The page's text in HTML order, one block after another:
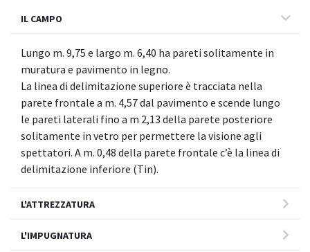
IL CAMPO
Lungo m. 9,75 e largo m. 6,40 ha pareti solitamente in
muratura e pavimento in legno.
La linea di delimitazione superiore è tracciata nella
parete frontale a m. 4,57 dal pavimento e scende lungo
le pareti laterali fino a m 2,13 della parete posteriore
solitamente in vetro per permettere la visione agli
spettatori. A m. 0,48 della parete frontale c’è la linea di
delimitazione inferiore (Tin).
L'ATTREZZATURA
L'IMPUGNATURA